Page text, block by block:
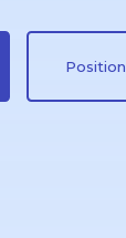
Position